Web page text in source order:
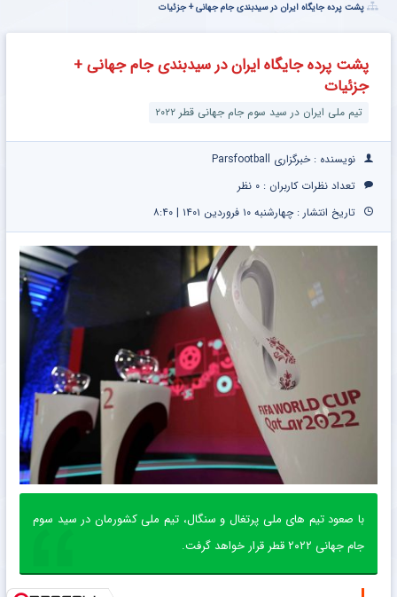
کن «
فروشگاهت
رو ثبت
کن »
فروشگاه‌های
آنلاین و
حضوری
همین الان
ثبت نام
کن )
فروشگاهت
رو ثبت
کن
پشت پرده جایگاه ایران در سیدبندی جام جهانی + جزئیات
پشت پرده جایگاه ایران در سیدبندی جام جهانی +
جزئیات
تیم ملی ایران در سید سوم جام جهانی قطر ۲۰۲۲
نویسنده : خبرگزاری Parsfootball
تعداد نظرات کاربران : ۰ نظر
تاریخ انتشار : چهارشنبه ۱۰ فروردین ۱۴۰۱ | ۸:۴۰
با صعود تیم های ملی پرتغال و سنگال، تیم ملی کشورمان در سید سوم
جام جهانی ۲۰۲۲ قطر قرار خواهد گرفت.